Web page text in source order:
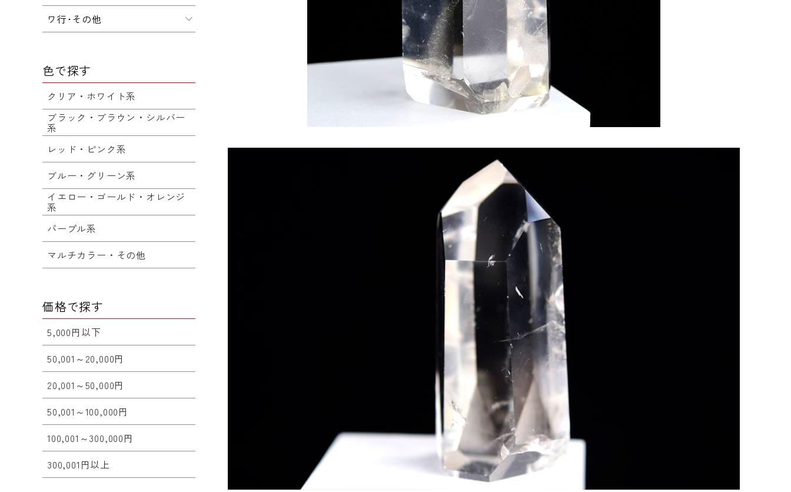
ワ行･その他
色で探す
クリア・ホワイト系
ブラック・ブラウン・シルバー
系
レッド・ピンク系
ブルー・グリーン系
イエロー・ゴールド・オレンジ
系
パープル系
マルチカラー・その他
価格で探す
5,000円以下
50,001～20,000円
20,001～50,000円
50,001～100,000円
100,001～300,000円
300,001円以上